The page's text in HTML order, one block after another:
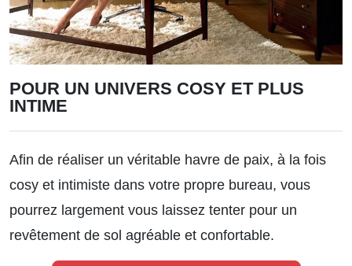
POUR UN UNIVERS COSY ET PLUS
INTIME
Afin de réaliser un véritable havre de paix, à la fois
cosy et intimiste dans votre propre bureau, vous
pourrez largement vous laissez tenter pour un
revêtement de sol agréable et confortable.